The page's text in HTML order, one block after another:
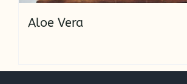
Aloe Vera